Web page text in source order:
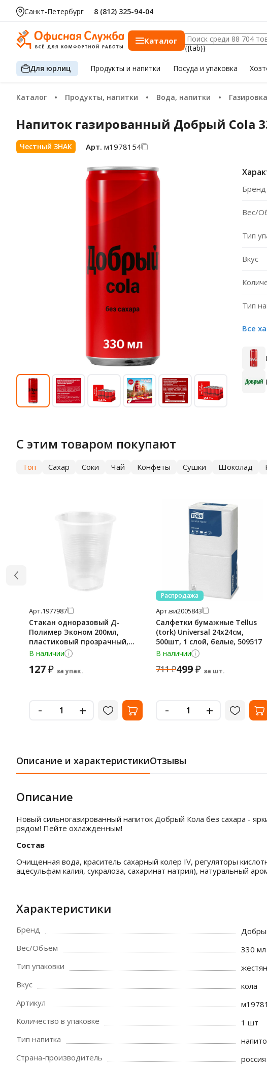
Санкт-Петербург 8 (812) 325-94-04
Каталог
{{tab}}
Для юрлиц Продуктыи напитки Посуда и упаковка
Каталог Продукты, напитки Вода, напитки
Напиток газированный Добрый Cola
Честный ЗНАК Арт. м1978154
Бренд
Вес/
Тип
Вкус
Тип
Все
С этим товаром покупают
Топ Сахар Соки Чай Конфеты Сушки Шоколад
Арт.1977987
Стакан одноразовый Д-
Полимер Эконом 200мл,
пластиковый прозрачный,
100шт/уп
В наличии
127₽ за упак.
- +
Распродажа
Арт.ви2005843
Салфетки бумажные Tellus
(tork) Universal 24х24см,
500шт, 1 слой, белые, 509517
В наличии
711₽499₽ за шт.
- +
Описание и характеристикиОтзывы
Описание
Новый сильногазированный напиток Добрый Кола без сахара -
рядом! Пейте охлажденным!
Состав
Очищенная вода, краситель сахарный колер IV, регуляторы
ацесульфам калия, сукралоза, сахаринат натрия), натуральный
Характеристики
Бренд
Вес/Объем
330 мл
Тип упаковки
Вкус
кола
Артикул
Количество в упаковке
1 шт
Тип напитка
Страна-производитель
россия